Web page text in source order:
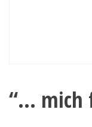
“… mich